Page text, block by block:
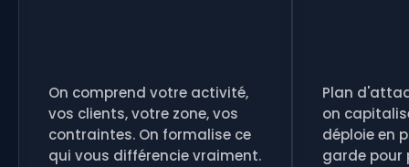
On comprend votre activité,
vos clients, votre zone, vos
contraintes. On formalise ce
qui vous différencie vraiment.
Plan
on
déploie en
garde pour